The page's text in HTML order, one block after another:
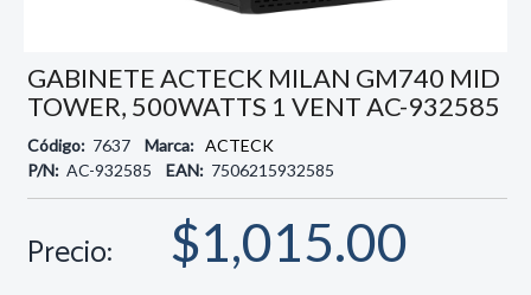
GABINETE ACTECK MILAN GM740 MID
TOWER, 500WATTS 1 VENT AC-932585
Código: 7637 Marca: ACTECK
P/N: AC-932585 EAN: 7506215932585
Precio: $1,015.00